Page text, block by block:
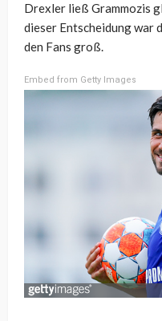
Drexler ließ Grammozis
dieser Entscheidung war
den Fans groß.
Embed from Getty Images